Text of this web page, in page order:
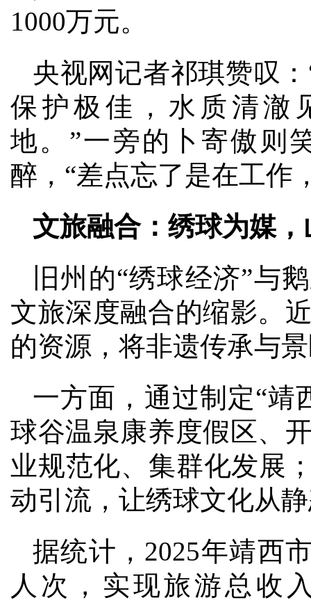
1000万元。
央视网记者祁琪赞叹
保护极佳，水质清澈
地。”一旁的卜寄傲则
醉，“差点忘了是在工作
文旅融合：绣球为媒
旧州的“绣球经济”与
文旅深度融合的缩影。
的资源，将非遗传承与
一方面，通过制定“靖
球谷温泉康养度假区、
业规范化、集群化发展
动引流，让绣球文化从
据统计，2025年靖西
人次，实现旅游总收